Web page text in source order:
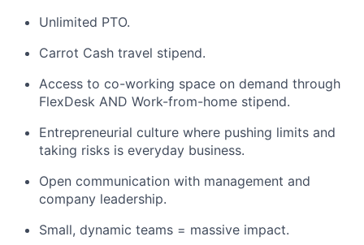
Unlimited PTO.
Carrot Cash travel stipend.
Access to co-working space on demand through
FlexDesk AND Work-from-home stipend.
Entrepreneurial culture where pushing limits and
taking risks is everyday business.
Open communication with management and
company leadership.
Small, dynamic teams = massive impact.